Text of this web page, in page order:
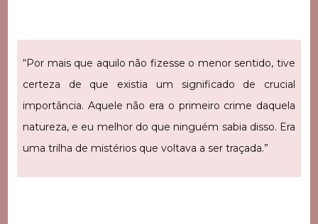
“Por mais que aquilo não fizesse o menor sentido, tive
certeza de que existia um significado de crucial
importância. Aquele não era o primeiro crime daquela
natureza, e eu melhor do que ninguém sabia disso. Era
uma trilha de mistérios que voltava a ser traçada.”